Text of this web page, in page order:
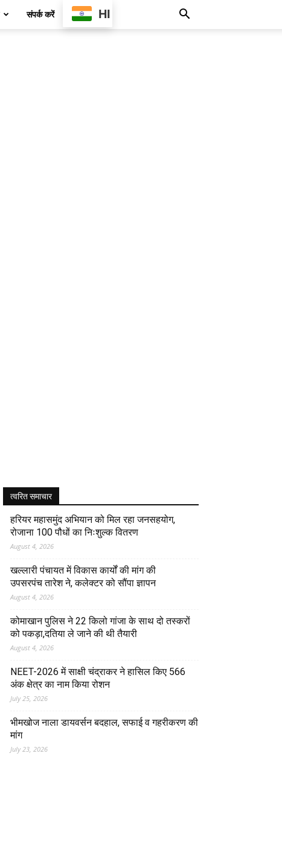
संपर्क करें HI
त्वरित समाचार
हरियर महासमुंद अभियान को मिल रहा जनसहयोग,
रोजाना 100 पौधों का निःशुल्क वितरण
August 4, 2026
खल्लारी पंचायत में विकास कार्यों की मांग की
उपसरपंच तारेश ने, कलेक्टर को सौंपा ज्ञापन
August 4, 2026
कोमाखान पुलिस ने 22 किलो गांजा के साथ दो तस्करों
को पकड़ा,दतिया ले जाने की थी तैयारी
August 4, 2026
NEET-2026 में साक्षी चंद्राकर ने हासिल किए 566
अंक क्षेत्र का नाम किया रोशन
July 25, 2026
भीमखोज नाला डायवर्सन बदहाल, सफाई व गहरीकरण की
मांग
July 23, 2026